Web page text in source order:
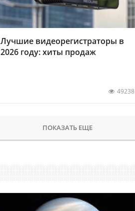
Лучшие видеорегистраторы в
2026 году: хиты продаж
49238
ПОКАЗАТЬ ЕЩЕ